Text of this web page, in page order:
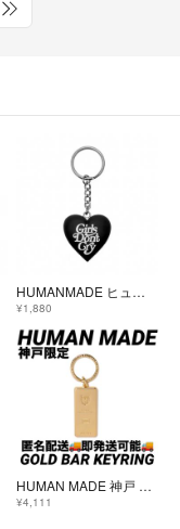
HUMANMADE ヒューマンメイド GirlsDontCry キーホルダー黒白
¥1,880
HUMAN MADE 神戸 限定GOLD BAR KEYRING
¥4,111